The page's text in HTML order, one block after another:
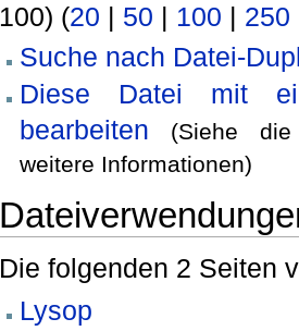
100) (20 | 50 | 100 | 250
Suche nach Datei-
Diese Datei mit
bearbeiten
(Siehe
weitere Informationen)
Die folgenden 2 Seiten
Lysop